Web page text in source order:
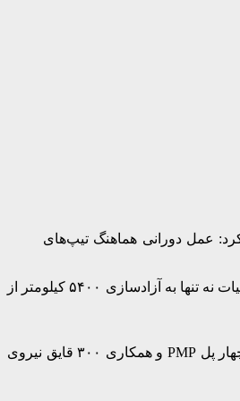
عمل دورانی هماهنگ تیپ‌های
اکبرآبادی که از رزمندگان پیشکسوت عملیات‌های فتح‌المبین، بیت‌المقدس و رمضان است، عملیات بیت‌المقدس را نقطه عطفی در تاریخ دفاع مقدس می‌داند: «این عملیات نه تنها به آزادسازی ۵۴۰۰ کیلومتر از
وی با اشاره به پیچیدگی عبور از رودخانه کارون درحالی که نیروهای دشمن در ساحل مقابل مستقر بودند، تاکید کرد: «غافلگیری زمانی تنها برگ برنده ما بود. با نصب چهار پل PMP و همکاری ۳۰۰ قایق نیروی